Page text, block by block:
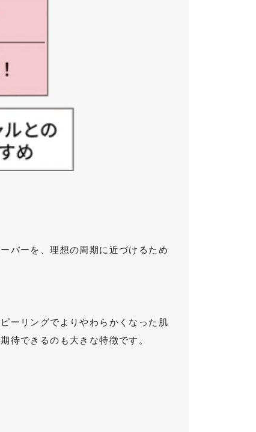
バーを、理想の周期に近づけるため
ーリングでよりやわらかくなった肌
待できるのも大きな特徴です。